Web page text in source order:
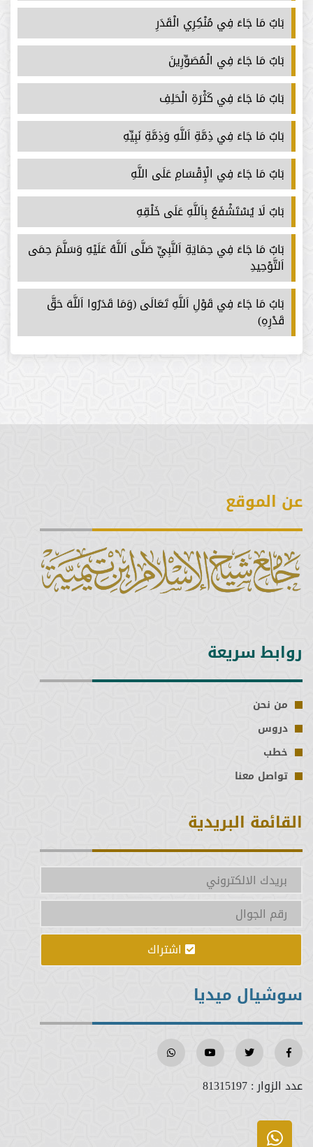
بَابٌ مَا جَاءَ فِي مُنْكِرِي الْقَدَرِ
بَابٌ مَا جَاءَ فِي الْمُصَوِّرِينَ
بَابٌ مَا جَاءَ فِي كَثْرَةِ الْحَلِفِ
بَابٌ مَا جَاءَ فِي ذِمَّةِ اَللَّهِ وَذِمَّةِ نَبِيِّهِ
بَابٌ مَا جَاءَ فِي الْإِقْسَامِ عَلَى اللَّهِ
بَابٌ لَا يُسْتَشْفَعُ بِاَللَّهِ عَلَى خَلْقِهِ
بَابٌ مَا جَاءَ فِي حِمَايَةِ اَلنَّبِيِّ صَلَّى اَللَّهُ عَلَيْهِ وَسَلَّمَ حِمَى
اَلتَّوْحِيدِ
بَابُ مَا جَاءَ فِي قَوْلِ اَللَّهِ تَعَالَى (وَمَا قَدَرُوا اَللَّهَ حَقَّ
قَدْرِهِ)
عن الموقع
روابط سريعة
من نحن
دروس
خطب
تواصل معنا
القائمة البريدية
اشتراك
سوشيال ميديا
عدد الزوار :81315197